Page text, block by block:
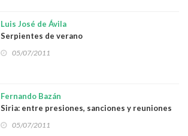
Luis José de Ávila
Serpientes de verano
05/07/2011
Fernando Bazán
Siria: entre presiones, sanciones y reuniones
05/07/2011